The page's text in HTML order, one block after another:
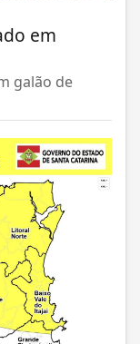
em
galão de